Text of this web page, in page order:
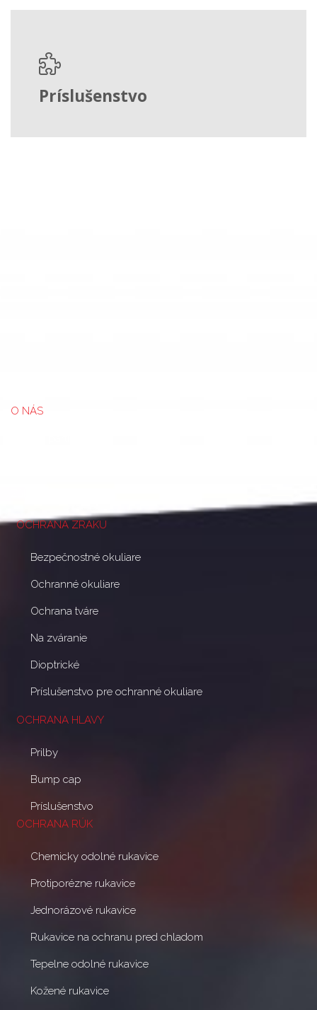
Príslušenstvo
O NÁS
OCHRANA ZRAKU
Bezpečnostné okuliare
Ochranné okuliare
Ochrana tváre
Na zváranie
Dioptrické
Príslušenstvo pre ochranné okuliare
OCHRANA HLAVY
Prilby
Bump cap
Príslušenstvo
OCHRANA RÚK
Chemicky odolné rukavice
Protiporézne rukavice
Jednorázové rukavice
Rukavice na ochranu pred chladom
Tepelne odolné rukavice
Kožené rukavice